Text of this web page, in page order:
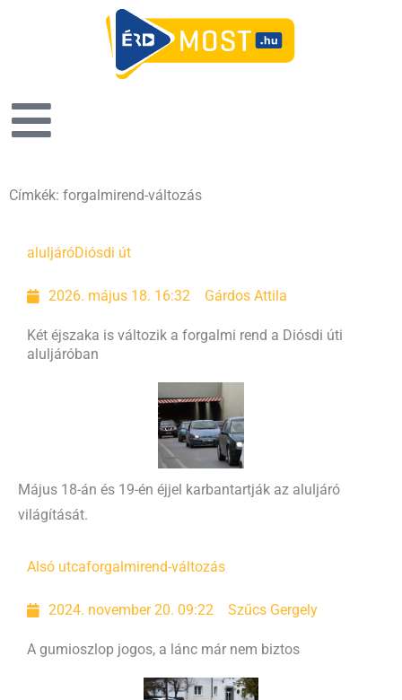
Címkék: forgalmirend-változás
aluljáróDiósdi út
2026. május 18. 16:32 Gárdos Attila
Két éjszaka is változik a forgalmi rend a Diósdi úti
aluljáróban
Május 18-án és 19-én éjjel karbantartják az aluljáró
világítását.
Alsó utcaforgalmirend-változás
2024. november 20. 09:22 Szűcs Gergely
A gumioszlop jogos, a lánc már nem biztos